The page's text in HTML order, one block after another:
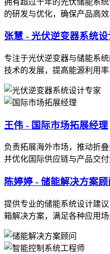
的研发与优化，确保产品高效
张慧 - 光伏逆变器系统
专注于光伏逆变器与储能系
技术的发展，提高能源利用率
王伟 - 国际市场拓展经理
负责拓展海外市场，推动折
并优化国际供应链与产品交付
陈婷婷 - 储能解决方案顾
提供专业的储能系统设计建
箱解决方案，满足各种应用场